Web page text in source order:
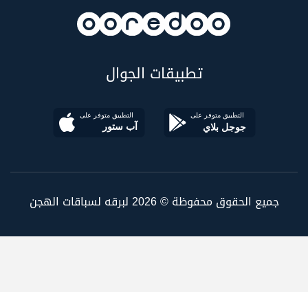
تطبيقات الجوال
جميع الحقوق محفوظة © 2026 لبرقه لسباقات الهجن